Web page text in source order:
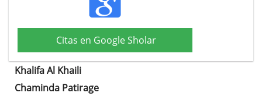
Citas en Google Sholar
Contenido
Khalifa Al Khaili
Chaminda Patirage